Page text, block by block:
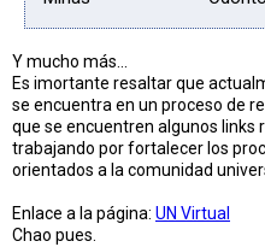
Y mucho más...
Es imortante resaltar que
se encuentra en un proceso de
que se encuentren algunos links
trabajando por fortalecer los
orientados a la comunidad
Enlace a la página: UN Virtual
Chao pues.